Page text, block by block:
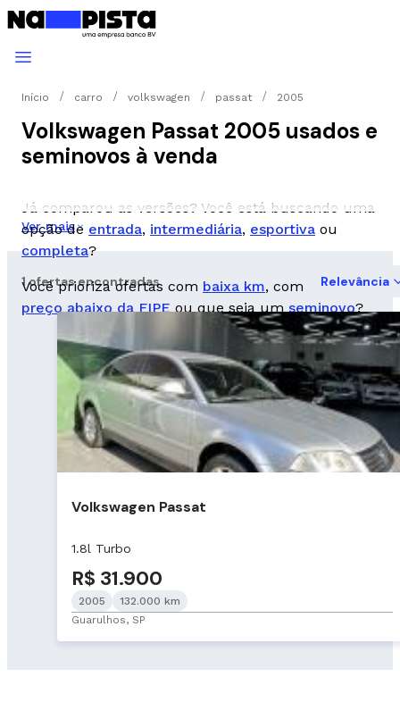
Início carro volkswagen passat 2005
Volkswagen Passat 2005 usados e
seminovos à venda
Já comparou as versões? Você está buscando uma
opção de entrada, intermediária, esportiva ou
completa?
Você prioriza ofertas com baixa km, com
preço abaixo da FIPEou que seja umseminovo?
Ver mais
1 ofertas encontradas Relevância
Volkswagen Passat
1.8l Turbo
R$ 31.900
2005
132.000 km
Guarulhos, SP